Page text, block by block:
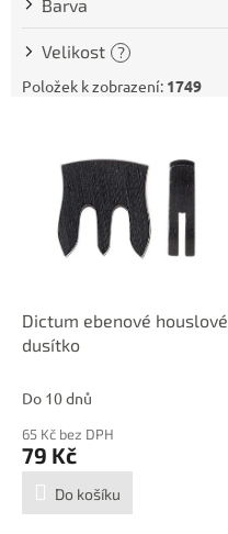
Barva
Velikost ?
Položek k zobrazení: 1749
Dictum ebenové houslové
dusítko
Do 10 dnů
65 Kč bez DPH
79 Kč
Do košíku